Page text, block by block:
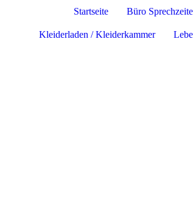
Startseite Büro
Kleiderladen / Kleiderkammer